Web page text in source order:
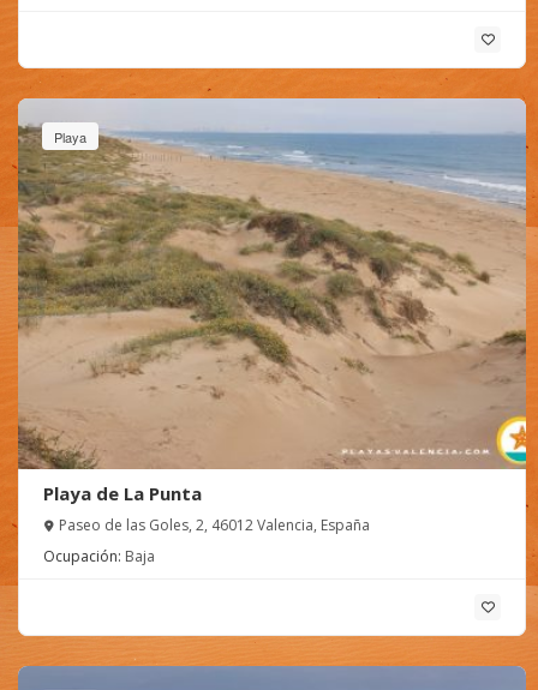
Playa
Playa de La Punta
Paseo de las Goles, 2, 46012 Valencia, España
Ocupación: Baja